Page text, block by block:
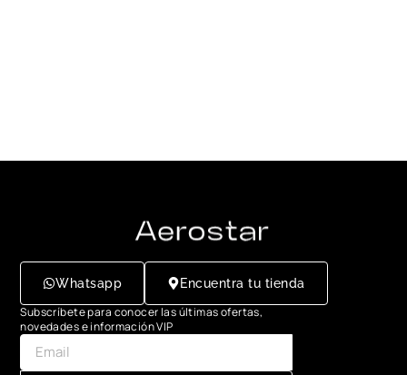
Whatsapp Encuentra tu tienda
Subscríbete para conocer las últimas ofertas,
novedades e información VIP